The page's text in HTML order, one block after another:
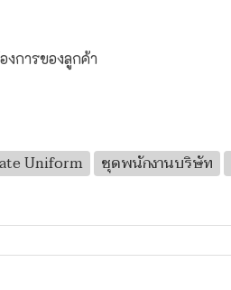
งการของลูกค้า
Uniform ชุดพนักงานบริษัท